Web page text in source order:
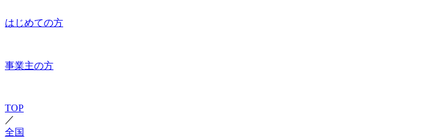
はじめての方
事業主の方
TOP
／
全国